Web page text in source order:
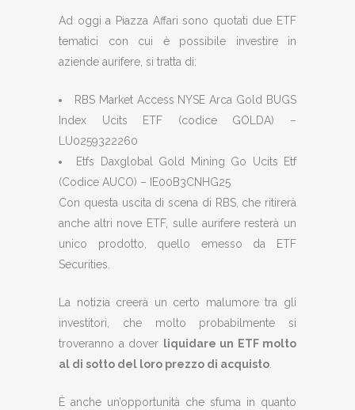
Ad oggi a Piazza Affari sono quotati due ETF
tematici con cui è possibile investire in
aziende aurifere, si tratta di:
RBS Market Access NYSE Arca Gold BUGS
Index Ucits ETF (codice GOLDA) –
LU0259322260
Etfs Daxglobal Gold Mining Go Ucits Etf
(Codice AUCO) – IE00B3CNHG25
Con questa uscita di scena di RBS, che ritirerà
anche altri nove ETF, sulle aurifere resterà un
unico prodotto, quello emesso da ETF
Securities.
La notizia creerà un certo malumore tra gli
investitori, che molto probabilmente si
troveranno a dover liquidare un ETF molto
al di sotto del loro prezzo di acquisto.
È anche un’opportunità che sfuma in quanto